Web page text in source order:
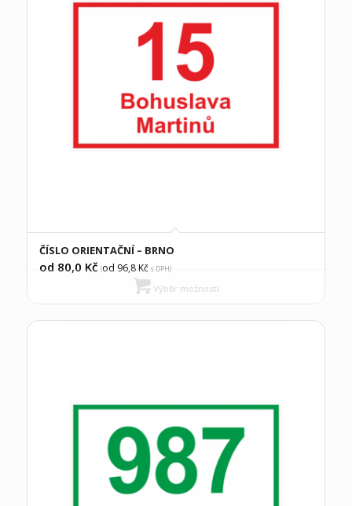
ČÍSLO ORIENTAČNÍ – BRNO
od 80,0 Kč (od 96,8Kčs DPH)
Výběr možností